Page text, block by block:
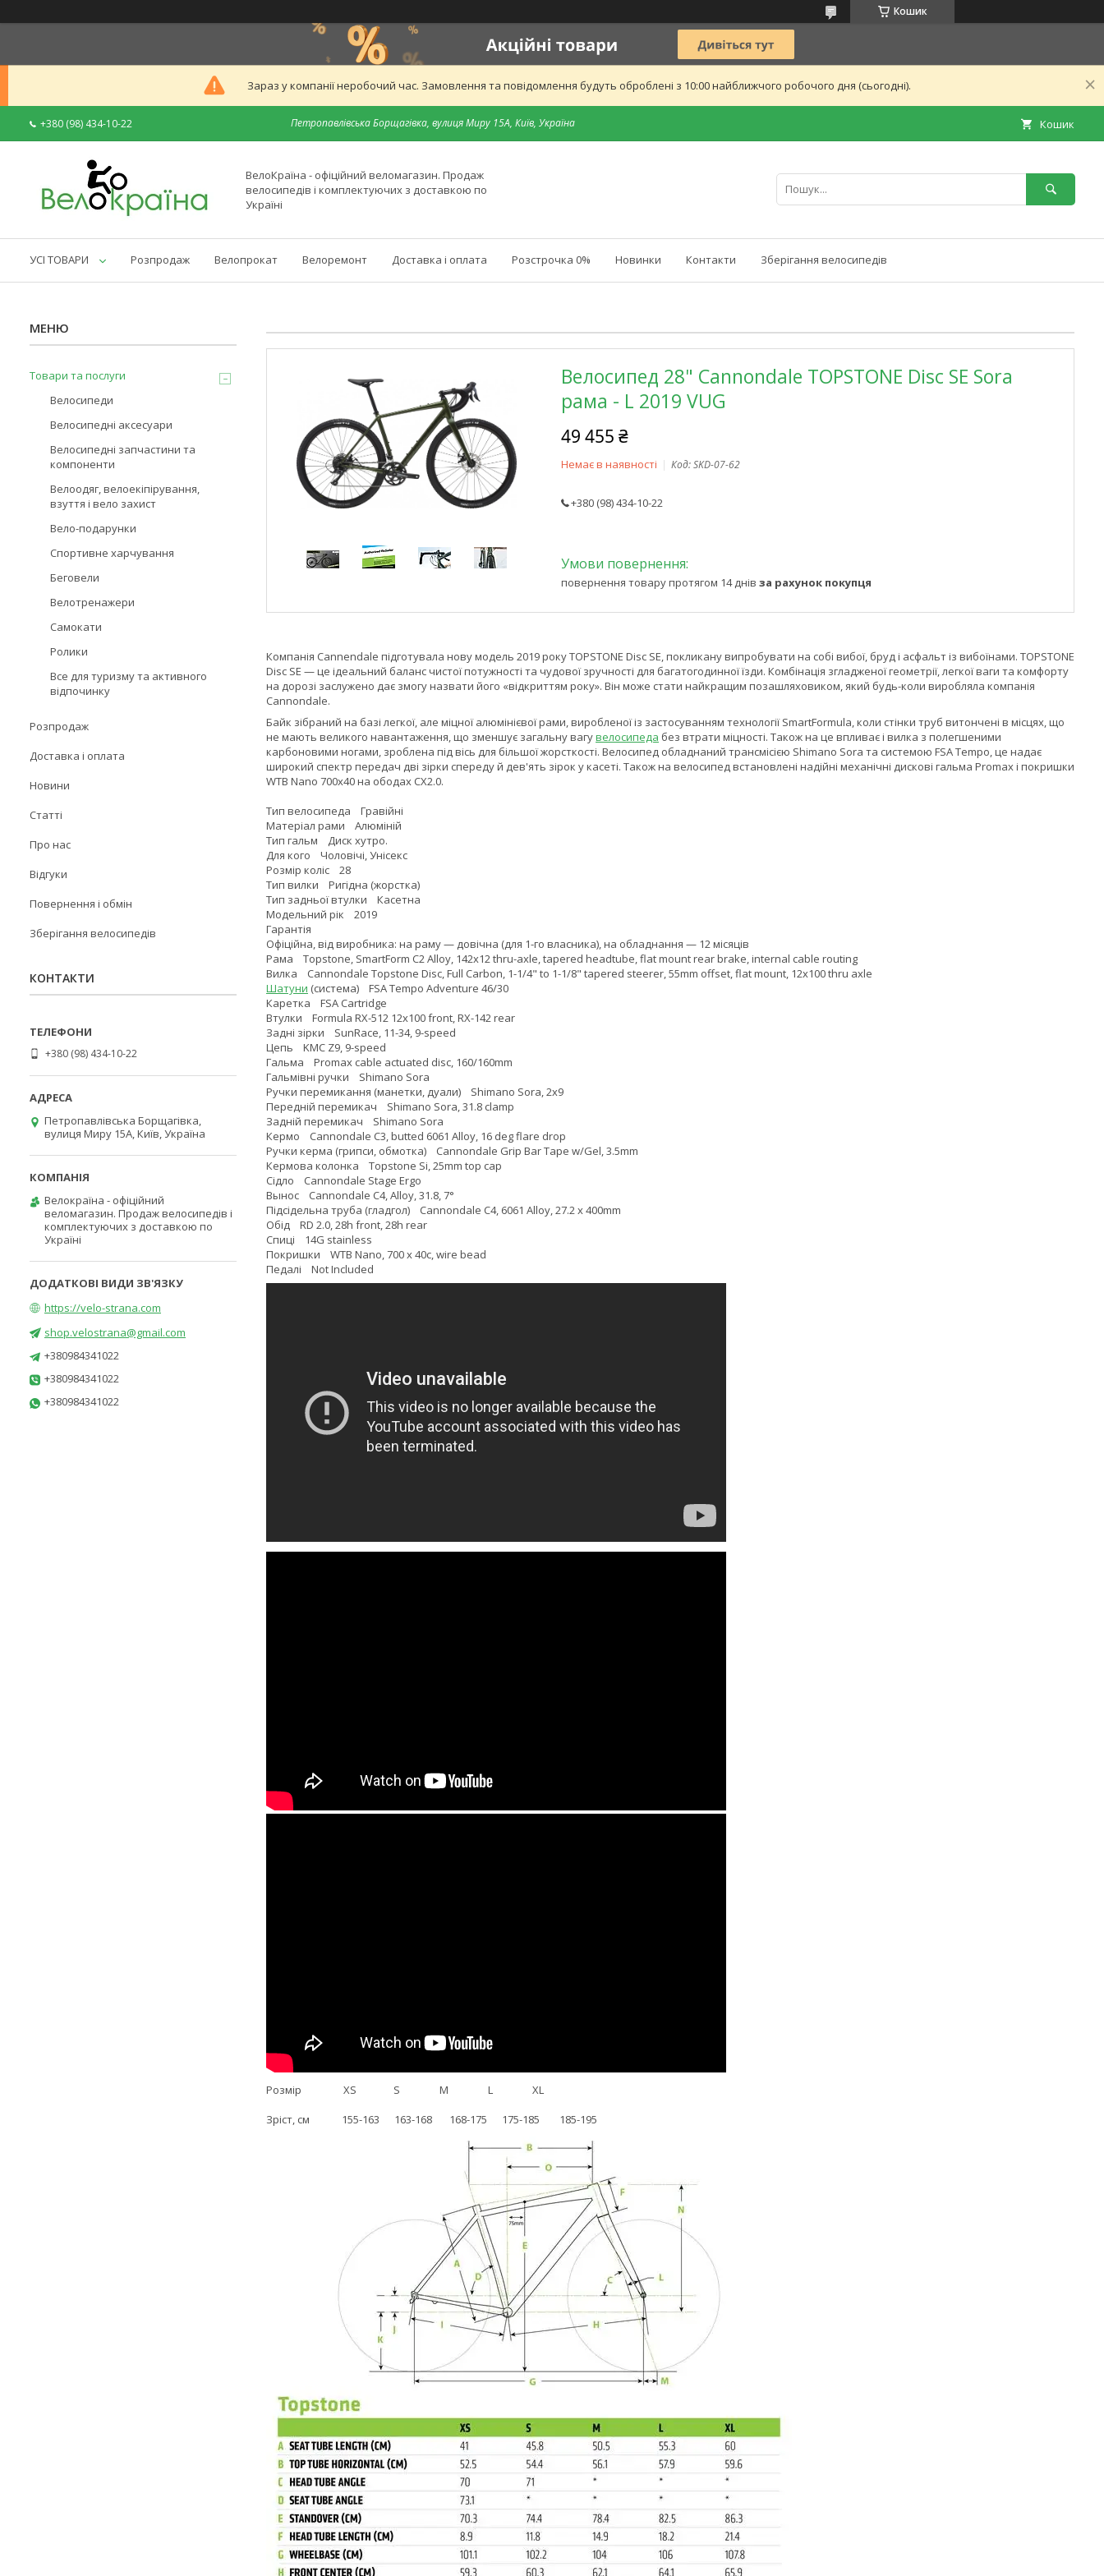
Кошик
Зараз у компанії неробочий час. Замовлення та повідомлення будуть оброблені з 10:00 найближчого робочого дня (сьогодні).
+380 (98) 434-10-22 Петропавлівська Борщагівка, вулиця Миру 15А, Київ, Україна Кошик
ВелоКраїна - офіційний веломагазин. Продаж
велосипедів і комплектуючих з доставкою по
Україні
УСІ ТОВАРИ Розпродаж Велопрокат Велоремонт Доставка і оплата Розстрочка 0% Новинки Контакти Зберігання велосипедів
Велосипед 28" Cannondale TOPSTONE Disc SE Sora
рама - L 2019 VUG
49 455 ₴
Немає в наявності Код:SKD-07-62
+380 (98) 434-10-22
повернення товару протягом 14 днів за рахунок покупця
Компанія Cannendale підготувала нову модель 2019 року TOPSTONE Disc SE, покликану випробувати на собі вибої, бруд і асфальт із вибоїнами. TOPSTONE
Disc SE — це ідеальний баланс чистої потужності та чудової зручності для багатогодинної їзди. Комбінація згладженої геометрії, легкої ваги та комфорту
на дорозі заслужено дає змогу назвати його «відкриттям року». Він може стати найкращим позашляховиком, який будь-коли виробляла компанія
Cannondale.
Байк зібраний на базі легкої, але міцної алюмінієвої рами, виробленої із застосуванням технології SmartFormula, коли стінки труб витончені в місцях, що
не мають великого навантаження, що зменшує загальну вагувелосипеда без втрати міцності. Також на це впливає і вилка з полегшеними
карбоновими ногами, зроблена під вісь для більшої жорсткості. Велосипед обладнаний трансмісією Shimano Sora та системою FSA Tempo, це надає
широкий спектр передач дві зірки спереду й дев'ять зірок у касеті. Також на велосипед встановлені надійні механічні дискові гальма Promax і покришки
WTB Nano 700x40 на ободах CX2.0.
Тип велосипеда Гравійні
Матеріал рами Алюміній
Тип гальм Диск хутро.
Для кого Чоловічі, Унісекс
Розмір коліс 28
Тип вилки Ригідна (жорстка)
Тип задньої втулки Касетна
Модельний рік 2019
Гарантія
Офіційна, від виробника: на раму — довічна (для 1-го власника), на обладнання — 12 місяців
Рама Topstone, SmartForm C2 Alloy, 142x12 thru-axle, tapered headtube, flat mount rear brake, internal cable routing
Вилка Cannondale Topstone Disc, Full Carbon, 1-1/4" to 1-1/8" tapered steerer, 55mm offset, flat mount, 12x100 thru axle
Шатуни (система) FSA Tempo Adventure 46/30
Каретка FSA Cartridge
Втулки Formula RX-512 12x100 front, RX-142 rear
Задні зірки SunRace, 11-34, 9-speed
Цепь KMC Z9, 9-speed
Гальма Promax cable actuated disc, 160/160mm
Гальмівні ручки Shimano Sora
Ручки перемикання (манетки, дуали) Shimano Sora, 2x9
Передній перемикач Shimano Sora, 31.8 clamp
Задній перемикач Shimano Sora
Кермо Cannondale C3, butted 6061 Alloy, 16 deg flare drop
Ручки керма (грипси, обмотка) Cannondale Grip Bar Tape w/Gel, 3.5mm
Кермова колонка Topstone Si, 25mm top cap
Сідло Cannondale Stage Ergo
Вынос Cannondale C4, Alloy, 31.8, 7°
Підсідельна труба (гладгол) Cannondale C4, 6061 Alloy, 27.2 x 400mm
Обід RD 2.0, 28h front, 28h rear
Спиці 14G stainless
Покришки WTB Nano, 700 x 40c, wire bead
Педалі Not Included
Розмір XS S М L XL
Зріст, см 155-163 163-168 168-175 175-185 185-195
Товари та послуги
Велосипеди
Велосипедні аксесуари
Велосипедні запчастини та
компоненти
Велоодяг, велоекіпірування,
взуття і вело захист
Вело-подарунки
Спортивне харчування
Беговели
Велотренажери
Самокати
Ролики
Все для туризму та активного
відпочинку
Розпродаж
Доставка і оплата
Новини
Статті
Про нас
Відгуки
Повернення і обмін
Зберігання велосипедів
КОНТАКТИ
+380 (98) 434-10-22
Петропавлівська Борщагівка,
вулиця Миру 15А, Київ, Україна
Велокраїна - офіційний
веломагазин. Продаж велосипедів і
комплектуючих з доставкою по
Україні
https://velo-strana.com
shop.velostrana@gmail.com
+380984341022
+380984341022
+380984341022